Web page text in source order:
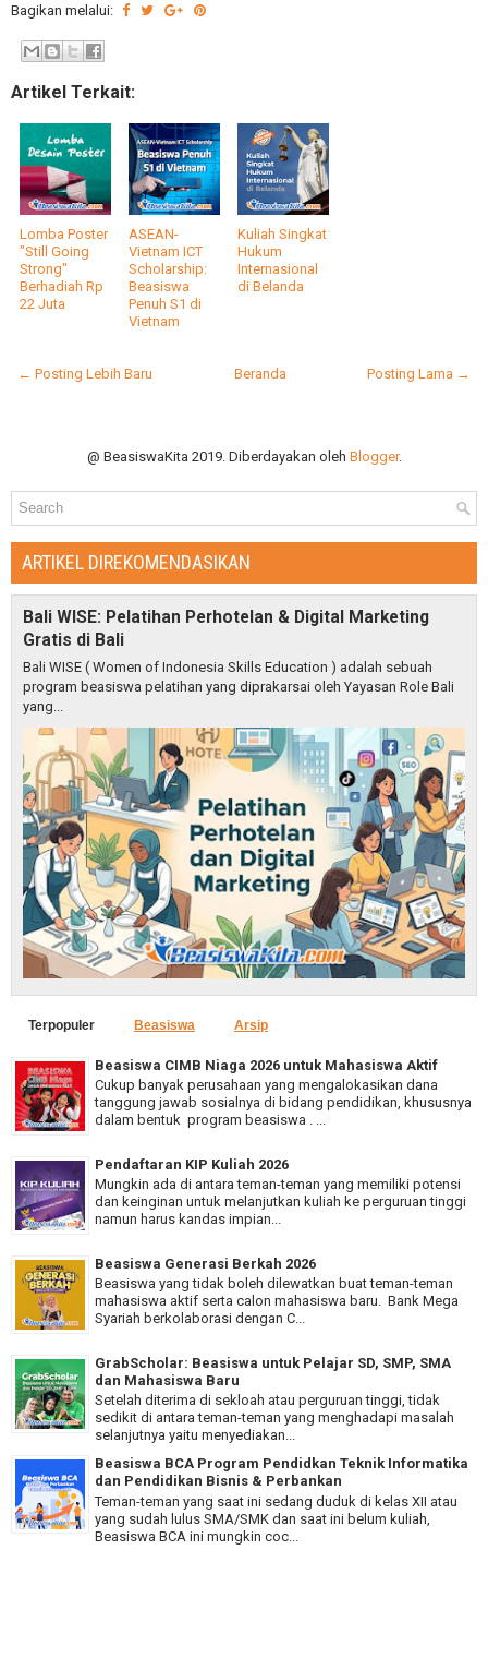
Bagikan melalui:
Artikel Terkait:
Lomba Poster
"Still Going
Strong"
Berhadiah Rp
22 Juta
ASEAN-
Vietnam ICT
Scholarship:
Beasiswa
Penuh S1 di
Vietnam
Kuliah Singkat
Hukum
Internasional
di Belanda
← Posting Lebih Baru Posting Lama →
Beranda
@ BeasiswaKita 2019. Diberdayakan oleh Blogger.
ARTIKEL DIREKOMENDASIKAN
Bali WISE: Pelatihan Perhotelan & Digital Marketing
Gratis di Bali
Bali WISE ( Women of Indonesia Skills Education ) adalah sebuah
program beasiswa pelatihan yang diprakarsai oleh Yayasan Role Bali
yang...
Terpopuler Beasiswa Arsip
Beasiswa CIMB Niaga 2026 untuk Mahasiswa Aktif
Cukup banyak perusahaan yang mengalokasikan dana
tanggung jawab sosialnya di bidang pendidikan, khususnya
dalam bentuk program beasiswa . ...
Pendaftaran KIP Kuliah 2026
Mungkin ada di antara teman-teman yang memiliki potensi
dan keinginan untuk melanjutkan kuliah ke perguruan tinggi
namun harus kandas impian...
Beasiswa Generasi Berkah 2026
Beasiswa yang tidak boleh dilewatkan buat teman-teman
mahasiswa aktif serta calon mahasiswa baru. Bank Mega
Syariah berkolaborasi dengan C...
GrabScholar: Beasiswa untuk Pelajar SD, SMP, SMA
dan Mahasiswa Baru
Setelah diterima di sekloah atau perguruan tinggi, tidak
sedikit di antara teman-teman yang menghadapi masalah
selanjutnya yaitu menyediakan...
Beasiswa BCA Program Pendidkan Teknik Informatika
dan Pendidikan Bisnis & Perbankan
Teman-teman yang saat ini sedang duduk di kelas XII atau
yang sudah lulus SMA/SMK dan saat ini belum kuliah,
Beasiswa BCA ini mungkin coc...